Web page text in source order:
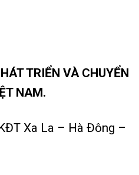
TRIỂN VÀ CHUYỂN
NAM.
Xa La – Hà Đông –